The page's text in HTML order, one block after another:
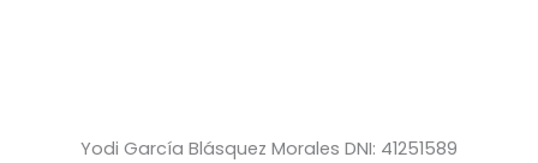
Yodi García Blásquez Morales DNI: 41251589